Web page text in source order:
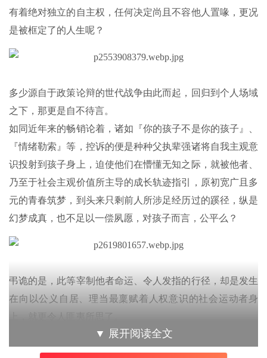
有着绝对独立的自主权，任何决定尚且不容他人置喙，更况
是被框定了的人生呢？
多少源自于政策论辩的世代战争由此而起，回归到个人场域
之下，那更是自不待言。
如同近年来的畅销论着，诸如『你的孩子不是你的孩子』、
『情绪勒索』等，控诉的便是种种父执辈强诸将自我主观意
识投射到孩子身上，迫使他们在懵懂无知之际，就被他者、
乃至于社会主观价值所主导的成长轨迹指引，原初宽广且多
元的青春筑梦，到头来只剩前人所涉足经历过的蹊径，纵是
幻梦成真，也不足以一偿夙愿，对孩子而言，公平么？
弔诡的是，此等宰制他者命运、令人发指的行径，却是发生
在向以公义自居、理当最稟赋着人权意识的社会运动者身
如此两极化所激荡下的故事，致使本片的议题张力十足，随
着推理过程的抽丝剥茧，我们看到的不是社运人士展露人性
▼ 展开阅读全文